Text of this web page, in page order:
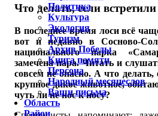
Что делать, если
В последнее время лоси всё
вот и недавно в Сосново-
национального парка
замечена пара. Читать и
совсем не опасно. А что
крупное дикое животное,
чуть ли не нос к носу?
Политика
Культура
Экология
Туризм
Архив Победы
Книга памяти
Персона
Народный месяцеслов
Ваши письма
Область
Район